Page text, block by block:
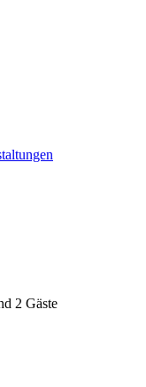
2 Gäste